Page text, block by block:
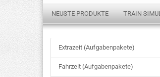
NEUSTE PRODUKTE TRAIN
Extrazeit (Aufgabenpakete)
Fahrzeit (Aufgabenpakete)